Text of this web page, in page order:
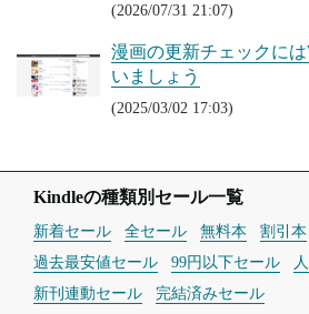
(2026/07/31 21:07)
漫画の更新チェックに
いましょう
(2025/03/02 17:03)
Kindleの種類別セール一覧
新着セール 全セール 無料本 割引本
過去最安値セール
99円以下セール
新刊連動セール
完結済みセール